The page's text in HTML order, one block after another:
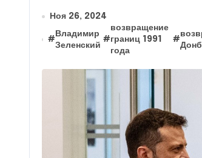
Ноя 26, 2024
#
Владимир
Зеленский
#
возвращение
границ 1991
года
#